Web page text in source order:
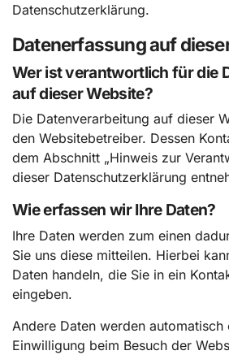
Datenschutzerklärung.
Datenerfassung auf
Wer ist verantwortlich für die
auf dieser Website?
Die Datenverarbeitung auf dieser
den Websitebetreiber. Dessen
dem Abschnitt „Hinweis zur
dieser Datenschutzerklärung
Wie erfassen wir Ihre Daten?
Ihre Daten werden zum einen
Sie uns diese mitteilen. Hierbei
Daten handeln, die Sie in ein
eingeben.
Andere Daten werden automatisch
Einwilligung beim Besuch der